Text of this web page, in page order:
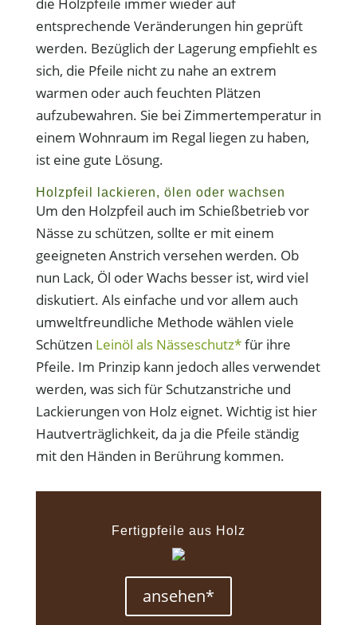
entsprechende Veränderungen hin geprüft
werden. Bezüglich der Lagerung empfiehlt es
sich, die Pfeile nicht zu nahe an extrem
warmen oder auch feuchten Plätzen
aufzubewahren. Sie bei Zimmertemperatur in
einem Wohnraum im Regal liegen zu haben,
ist eine gute Lösung.
Holzpfeil lackieren, ölen oder wachsen
Um den Holzpfeil auch im Schießbetrieb vor
Nässe zu schützen, sollte er mit einem
geeigneten Anstrich versehen werden. Ob
nun Lack, Öl oder Wachs besser ist, wird viel
diskutiert. Als einfache und vor allem auch
umweltfreundliche Methode wählen viele
Schützen Leinöl als Nässeschutz*für ihre
Pfeile. Im Prinzip kann jedoch alles verwendet
werden, was sich für Schutzanstriche und
Lackierungen von Holz eignet. Wichtig ist hier
Hautverträglichkeit, da ja die Pfeile ständig
mit den Händen in Berührung kommen.
Fertigpfeile aus Holz
ansehen*